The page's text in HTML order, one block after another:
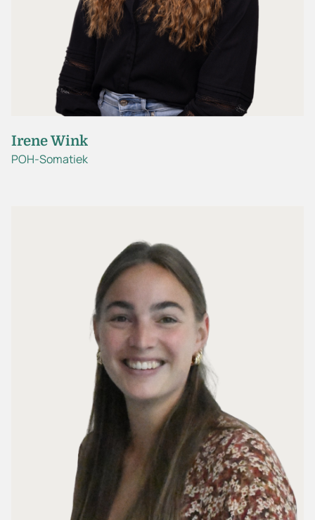
Irene Wink
POH-Somatiek